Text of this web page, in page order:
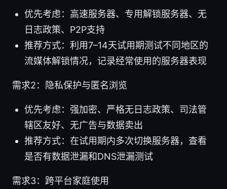
优先考虑：高速服务器、专用解锁服务器、无
日志政策、P2P支持
推荐方式：利用7–14天试用期测试不同地区的
流媒体解锁情况，记录经常使用的服务器表现
需求2：隐私保护与匿名浏览
优先考虑：强加密、严格无日志政策、司法管
辖区友好、无广告与数据卖出
推荐方式：在试用期内多次切换服务器，查看
是否有数据泄漏和DNS泄漏测试
需求3：跨平台家庭使用